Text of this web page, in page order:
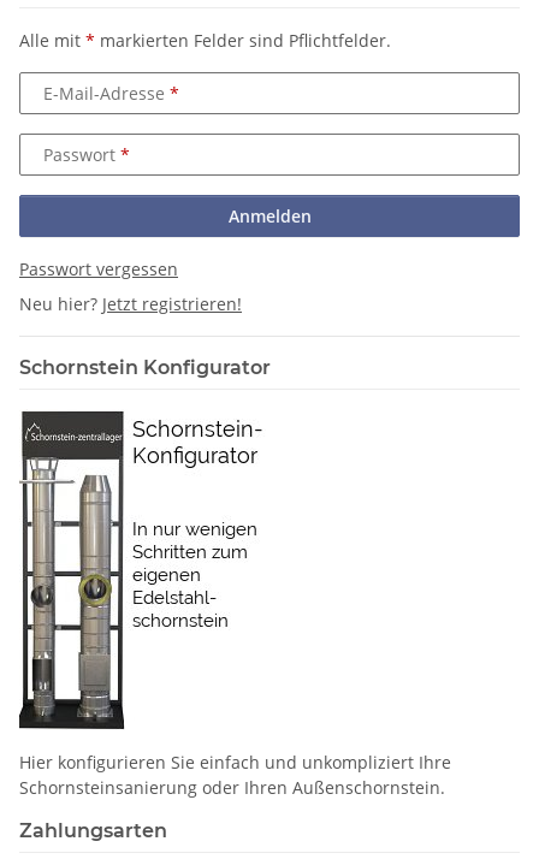
Alle mit * markierten Felder sind Pflichtfelder.
E-Mail-Adresse
Passwort
Anmelden
Passwort vergessen
Neu hier? Jetzt registrieren!
Schornstein Konfigurator
Hier konfigurieren Sie einfach und unkompliziert Ihre
Schornstein­sanierung oder Ihren Außenschornstein.
Zahlungsarten